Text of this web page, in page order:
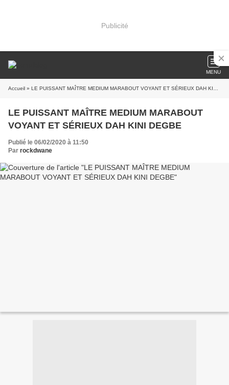
Publicité
MENU
Accueil » LE PUISSANT MAÎTRE MEDIUM MARABOUT VOYANT ET SÉRIEUX DAH KINI DEGBE
LE PUISSANT MAÎTRE MEDIUM MARABOUT
VOYANT ET SÉRIEUX DAH KINI DEGBE
Publié le 06/02/2020 à 11:50
Par rockdwane